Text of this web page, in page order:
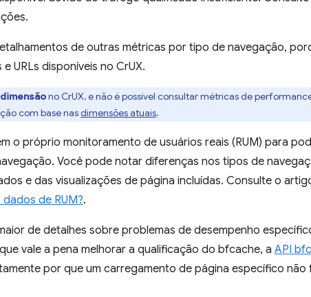
de outras métricas por tipo de navegação,
URLs disponíveis no CrUX.
no CrUX, e não é possível consultar métricas de
com base nasdimensões atuais.
o próprio monitoramento de usuários reais (RUM) para
Você pode notar diferenças nos tipos de
e das visualizações de página incluídas. Consulte o
de RUM?.
de detalhes sobre problemas de desempenho
vale a pena melhorar a qualificação do bfcache, a API
por que um carregamento de página específico não